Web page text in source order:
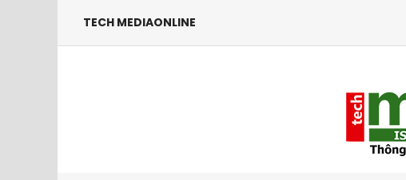
TECH MEDIAONLINE